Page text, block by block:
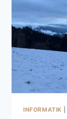
INFORMATIK